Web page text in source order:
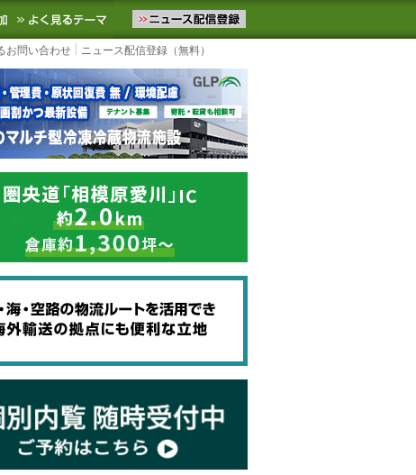
ュースをお届けします。物流ニュースメール配信を登録す
お気に入りに追加 よく見るテーマ
お問い合わせ ニュース配信登録（無料）